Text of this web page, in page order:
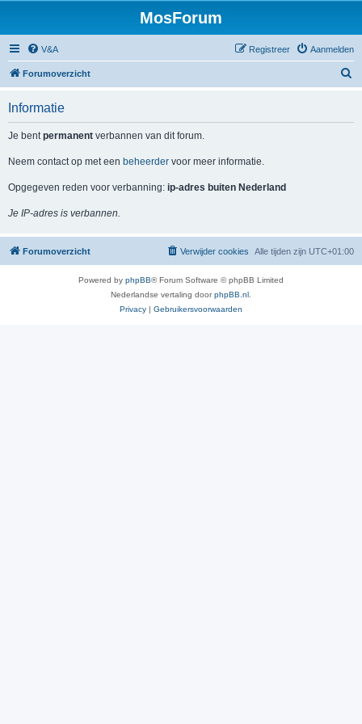
MosForum
V&A Aanmelden
Registreer
Forumoverzicht
Informatie
Je bentpermanent verbannen van dit forum.
Neem contact op met een beheerder voor meer informatie.
Opgegeven reden voor verbanning: ip-adres buiten Nederland
Je IP-adres is verbannen.
Forumoverzicht Alle tijden zijn UTC+01:00
Verwijder cookies
Powered by phpBB® Forum Software © phpBB Limited
Nederlandse vertaling doorphpBB.nl
Privacy | Gebruikersvoorwaarden